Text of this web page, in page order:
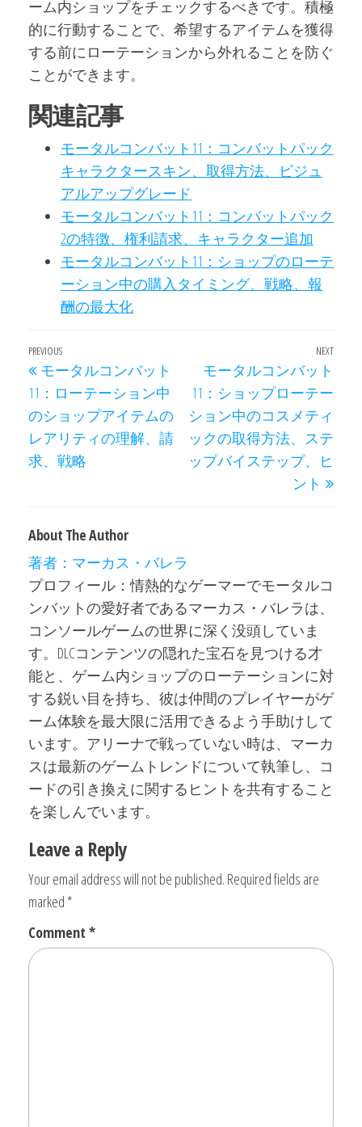
ーム内ショップをチェックするべきです。積極
的に行動することで、希望するアイテムを獲得
する前にローテーションから外れることを防ぐ
ことができます。
関連記事
モータルコンバット11：コンバットパック
キャラクタースキン、取得方法、ビジュ
アルアップグレード
モータルコンバット11：コンバットパック
2の特徴、権利請求、キャラクター追加
モータルコンバット11：ショップのローテ
ーション中の購入タイミング、戦略、報
酬の最大化
Post
navigation
Previous
Post
PREVIOUS
モータルコンバット
11：ローテーション中
のショップアイテムの
レアリティの理解、請
求、戦略
Next
NEXT
モータルコンバット
11：ショップローテー
ション中のコスメティ
ックの取得方法、ステ
ップバイステップ、ヒ
ント
About The Author
著者：マーカス・バレラ
プロフィール：情熱的なゲーマーでモータルコ
ンバットの愛好者であるマーカス・バレラは、
コンソールゲームの世界に深く没頭していま
す。DLCコンテンツの隠れた宝石を見つける才
能と、ゲーム内ショップのローテーションに対
する鋭い目を持ち、彼は仲間のプレイヤーがゲ
ーム体験を最大限に活用できるよう手助けして
います。アリーナで戦っていない時は、マーカ
スは最新のゲームトレンドについて執筆し、コ
ードの引き換えに関するヒントを共有すること
を楽しんでいます。
Leave a Reply
Your email address will not be published. Required fields are
marked *
Comment *